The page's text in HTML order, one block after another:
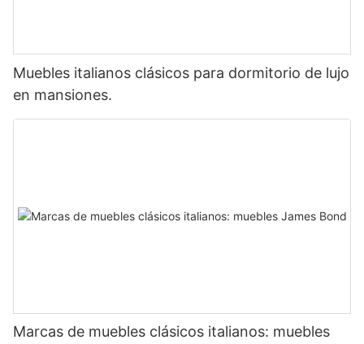
Muebles italianos clásicos para dormitorio de lujo
en mansiones.
Marcas de muebles clásicos italianos: muebles